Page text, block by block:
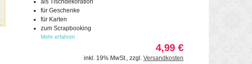
als Tischdekoration
für Geschenke
für Karten
zum Scrapbooking
Mehr erfahren
4,99 €
inkl. 19% MwSt., zzgl. Versandkosten